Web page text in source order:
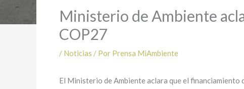
Ministerio de Ambiente
COP27
/ Noticias / Por Prensa MiAmbiente
El Ministerio de Ambiente aclara que el financiamiento